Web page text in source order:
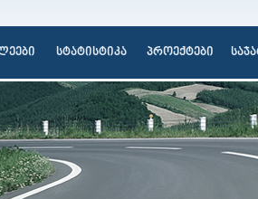
სტატისტიკა პროექტები